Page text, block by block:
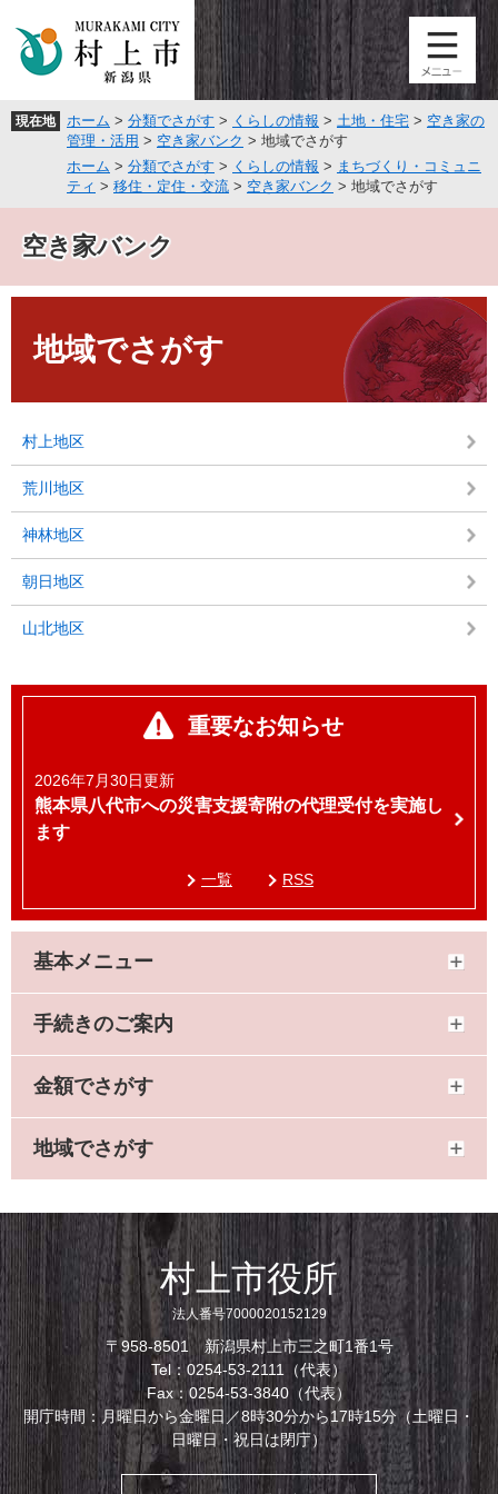
頭
飛現在地 ホーム > 分類でさがす > くらしの情報 > 土地・住宅 > 空き家の
管理・活用 > 空き家バンク > 地域でさがす
ホーム > 分類でさがす > くらしの情報 > まちづくり・コミュニ
ティ > 移住・定住・交流 > 空き家バンク > 地域でさがす
空き家バンク
地域でさがす
村上地区
荒川地区
神林地区
朝日地区
山北地区
重要なお知らせ
2026年7月30日更新
熊本県八代市への災害支援寄附の代理受付を実施し
ます
一覧 RSS
基本メニュー
手続きのご案内
金額でさがす
地域でさがす
村上市役所
法人番号7000020152129
〒958-8501 新潟県村上市三之町1番1号
Tel：0254-53-2111（代表）
Fax：0254-53-3840（代表）
開庁時間：月曜日から金曜日／8時30分から17時15分（土曜日・
日曜日・祝日は閉庁）